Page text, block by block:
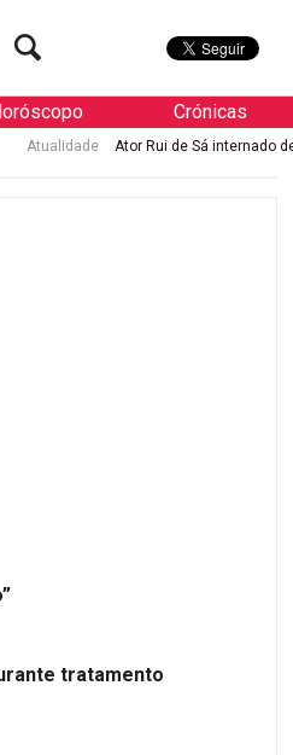
Crónicas
Rui de Sá internado de urgência com
tratamento